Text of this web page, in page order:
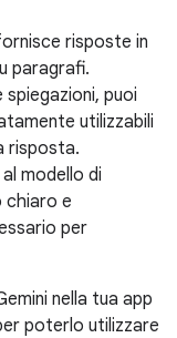
risposte in
paragrafi.
puoi
utilizzabili
risposta.
modello di
chiaro e
per
nella tua app
poterlo utilizzare